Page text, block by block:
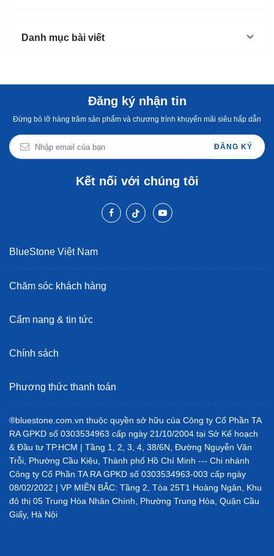
Danh mục bài viết
Đăng ký nhận tin
Đừng bỏ lỡ hàng trăm sản phẩm và chương trình khuyến mãi siêu hấp dẫn
ĐĂNG KÝ
Kết nối với chúng tôi
BlueStone Việt Nam
Chăm sóc khách hàng
Cẩm nang & tin tức
Chính sách
Phương thức thanh toán
®bluestone.com.vn thuộc quyền sở hữu của Công ty Cổ Phần TA
RA GPKD số 0303534963 cấp ngày 21/10/2004 tại Sở Kế hoạch
& Đầu tư TP.HCM | Tầng 1, 2, 3, 4, 38/6N, Đường Nguyễn Văn
Trỗi, Phường Cầu Kiệu, Thành phố Hồ Chí Minh --- Chi nhánh
Công ty Cổ Phần TA RA GPKD số 0303534963-003 cấp ngày
08/02/2022 | VP MIỀN BẮC: Tầng 2, Tòa 25T1 Hoàng Ngân, Khu
đô thị 05 Trung Hòa Nhân Chính, Phường Trung Hòa, Quận Cầu
Giấy, Hà Nội